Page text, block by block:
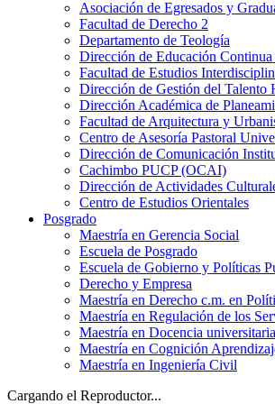
Asociación de Egresados y
Facultad de Derecho 2
Departamento de Teología
Dirección de Educación
Facultad de Estudios
Dirección de Gestión del
Dirección Académica de
Facultad de Arquitectura y
Centro de Asesoría Pastoral
Dirección de Comunicación
Cachimbo PUCP (OCAI)
Dirección de Actividades
Centro de Estudios Orientales
Posgrado
Maestría en Gerencia Social
Escuela de Posgrado
Escuela de Gobierno y Políticas
Derecho y Empresa
Maestría en Derecho c.m. en
Maestría en Regulación de los
Maestría en Docencia universitaria
Maestría en Cognición
Maestría en Ingeniería Civil
Cargando el Reproductor...